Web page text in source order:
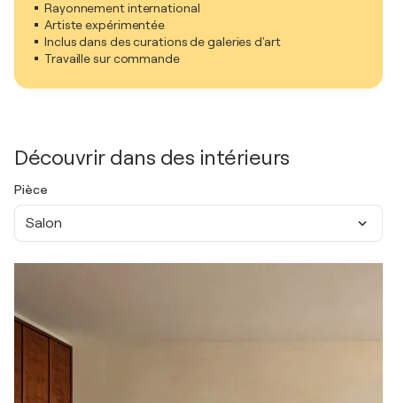
Rayonnement international
Artiste expérimentée
Inclus dans des curations de galeries d'art
Travaille sur commande
Découvrir dans des intérieurs
Pièce
Salon